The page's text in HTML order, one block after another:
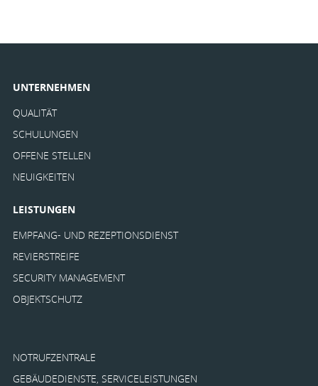
UNTERNEHMEN
QUALITÄT
SCHULUNGEN
OFFENE STELLEN
NEUIGKEITEN
LEISTUNGEN
EMPFANG- UND REZEPTIONSDIENST
REVIERSTREIFE
SECURITY MANAGEMENT
OBJEKTSCHUTZ
NOTRUFZENTRALE
GEBÄUDEDIENSTE, SERVICELEISTUNGEN